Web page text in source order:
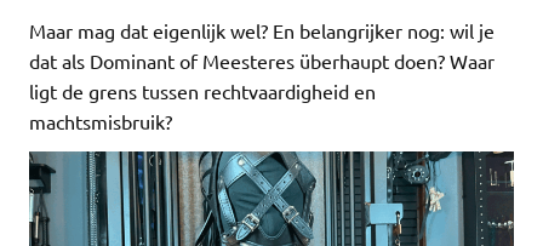
Maar mag dat eigenlijk wel? En belangrijker nog: wil je
dat als Dominant of Meesteres überhaupt doen? Waar
ligt de grens tussen rechtvaardigheid en
machtsmisbruik?